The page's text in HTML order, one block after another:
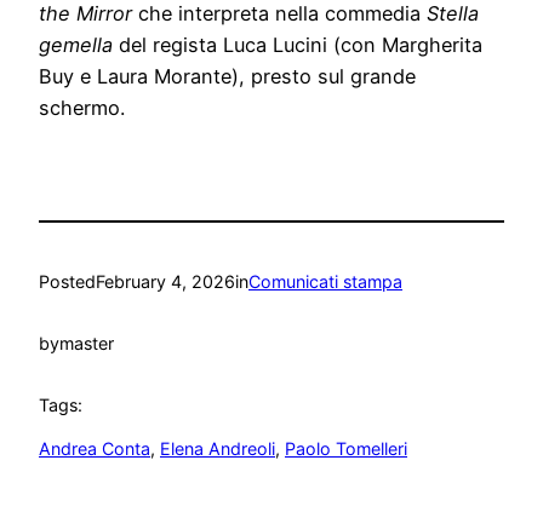
the Mirror che interpreta nella commedia Stella
gemella del regista Luca Lucini (con Margherita
Buy e Laura Morante), presto sul grande
schermo.
PostedFebruary 4, 2026inComunicati stampa
bymaster
Tags:
Andrea Conta, Elena Andreoli, Paolo Tomelleri